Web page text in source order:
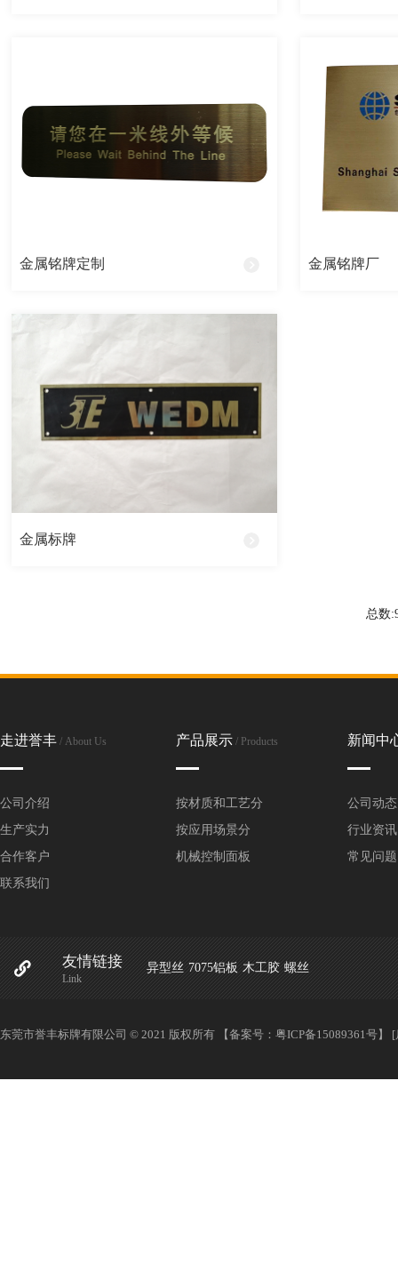
UV铭牌
蚀刻铭牌
金属铭牌定制 金属铭牌厂
金属标牌
总数
走进誉丰 / About Us
公司介绍
生产实力
合作客户
联系我们
产品展示 / Products
按材质和工艺分
按应用场景分
机械控制面板
新闻中
公司动态
行业资讯
常见问题
友情链接
Link
异型丝 7075铝板 木工胶 螺丝
东莞市誉丰标牌有限公司 © 2021 版权所有 【备案号： 粤ICP备15089361号】 [